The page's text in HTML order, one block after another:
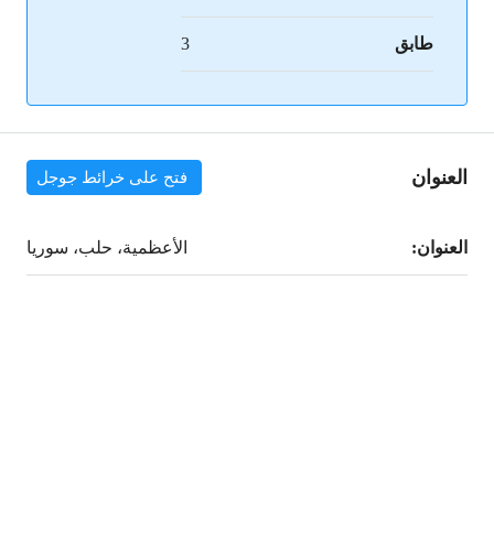
طابق 3
العنوان فتح على خرائط جوجل
العنوان: الأعظمية، حلب، سوريا